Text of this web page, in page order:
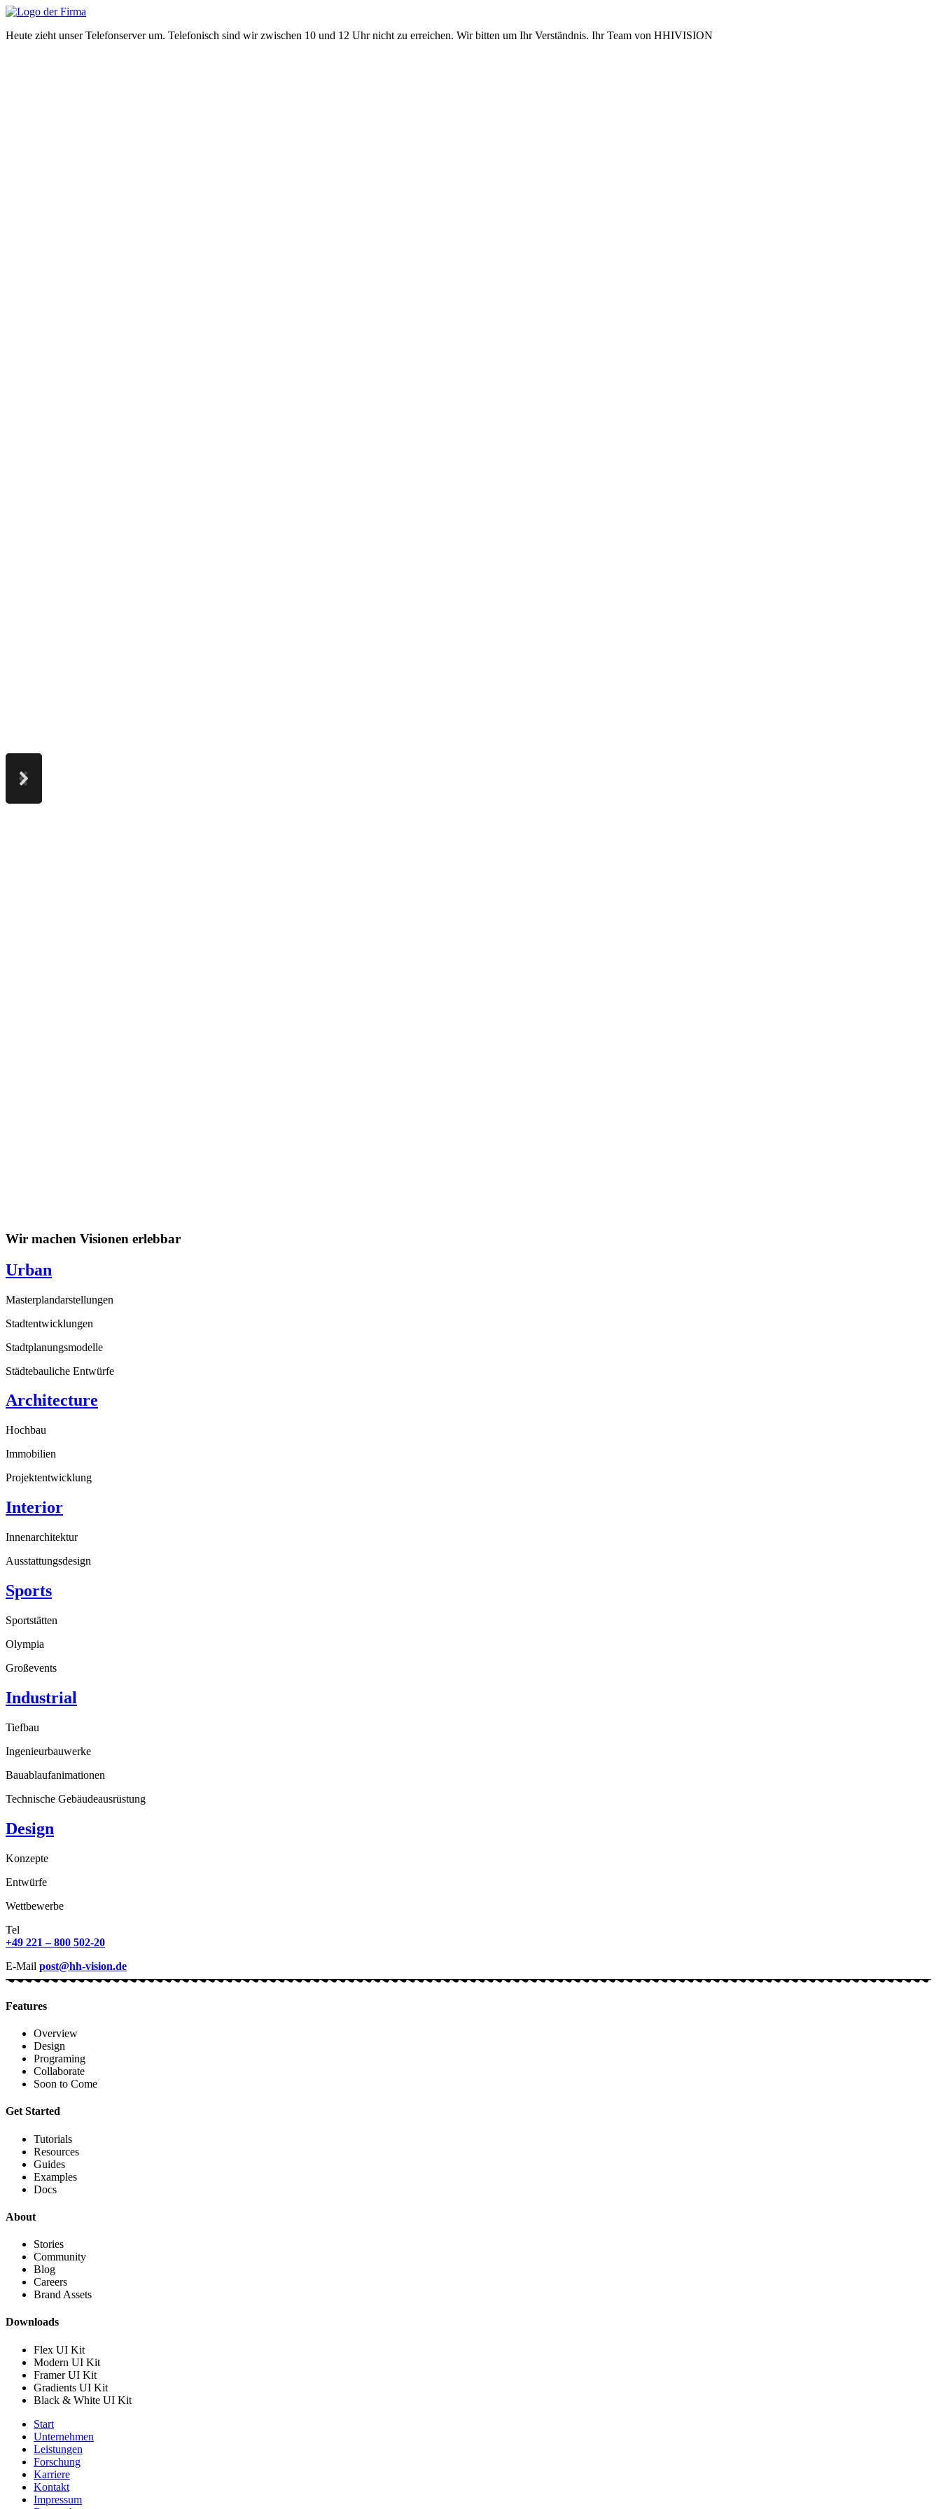
Zum
wechseln
Heute zieht unser Telefonserver um. Telefonisch sind wir zwischen 10 und 12 Uhr nicht zu erreichen. Wir bitten um Ihr Verständnis. Ihr Team von HHIVISION
Wir machen Visionen erlebbar
Urban
Masterplandarstellungen
Stadtentwicklungen
Stadtplanungsmodelle
Städtebauliche Entwürfe
Architecture
Hochbau
Immobilien
Projektentwicklung
Interior
Innenarchitektur
Ausstattungsdesign
Sports
Sportstätten
Olympia
Großevents
Industrial
Tiefbau
Ingenieurbauwerke
Bauablaufanimationen
Technische Gebäudeausrüstung
Design
Konzepte
Entwürfe
Wettbewerbe
Tel
+49 221 – 800 502-20
E-Mail post@hh-vision.de
Features
Overview
Design
Programing
Collaborate
Soon to Come
Get Started
Tutorials
Resources
Guides
Examples
Docs
About
Stories
Community
Blog
Careers
Brand Assets
Downloads
Flex UI Kit
Modern UI Kit
Framer UI Kit
Gradients UI Kit
Black & White UI Kit
Start
Unternehmen
Leistungen
Forschung
Karriere
Kontakt
Impressum